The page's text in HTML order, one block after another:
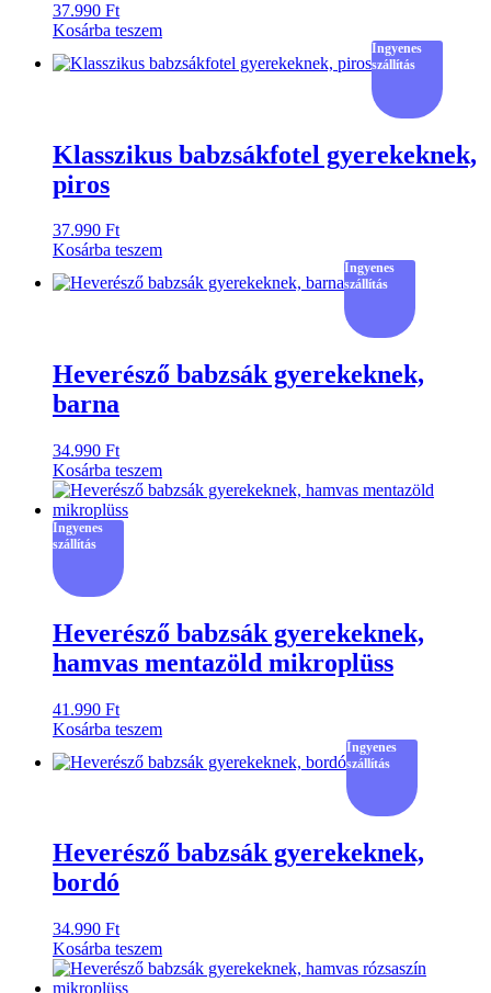
37.990 Ft
Kosárba teszem
Ingyenes
szállítás
Klasszikus babzsákfotel gyerekeknek,
piros
37.990 Ft
Kosárba teszem
Ingyenes
szállítás
Heverésző babzsák gyerekeknek,
barna
34.990 Ft
Kosárba teszem
Ingyenes
szállítás
Heverésző babzsák gyerekeknek,
hamvas mentazöld mikroplüss
41.990 Ft
Kosárba teszem
Ingyenes
szállítás
Heverésző babzsák gyerekeknek,
bordó
34.990 Ft
Kosárba teszem